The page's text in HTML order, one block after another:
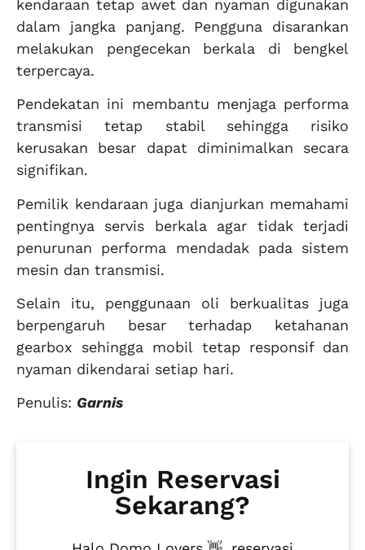
kendaraan tetap awet dan nyaman digunakan
dalam jangka panjang. Pengguna disarankan
melakukan pengecekan berkala di bengkel
terpercaya.
Pendekatan ini membantu menjaga performa
transmisi tetap stabil sehingga risiko
kerusakan besar dapat diminimalkan secara
signifikan.
Pemilik kendaraan juga dianjurkan memahami
pentingnya servis berkala agar tidak terjadi
penurunan performa mendadak pada sistem
mesin dan transmisi.
Selain itu, penggunaan oli berkualitas juga
berpengaruh besar terhadap ketahanan
gearbox sehingga mobil tetap responsif dan
nyaman dikendarai setiap hari.
Penulis: Garnis
Ingin Reservasi
Sekarang?